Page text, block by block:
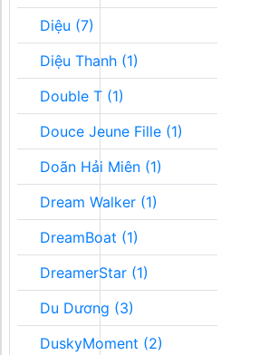
Diệu (7)
Diệu Thanh (1)
Double T (1)
Douce Jeune Fille (1)
Doãn Hải Miên (1)
Dream Walker (1)
DreamBoat (1)
DreamerStar (1)
Du Dương (3)
DuskyMoment (2)